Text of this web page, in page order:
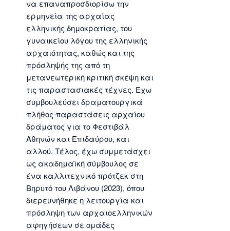
να επαναπροσδιορίσω την
ερμηνεία της αρχαίας
ελληνικής δημοκρατίας, του
γυναικείου λόγου της ελληνικής
αρχαιότητας, καθώς και της
πρόσληψής της από τη
μετανεωτερική κριτική σκέψη και
τις παραστασιακές τέχνες. Έχω
συμβουλεύσει δραματουργικά
πλήθος παραστάσεις αρχαίου
δράματος για το Φεστιβάλ
Αθηνών και Επιδαύρου, και
αλλού. Τέλος, έχω συμμετάσχει
ως ακαδημαϊκή σύμβουλος σε
ένα καλλιτεχνικό πρότζεκ στη
Βηρυτό του Λιβάνου (2023), όπου
διερευνήθηκε η λειτουργία και
πρόσληψη των αρχαιοελληνικών
αφηγήσεων σε ομάδες